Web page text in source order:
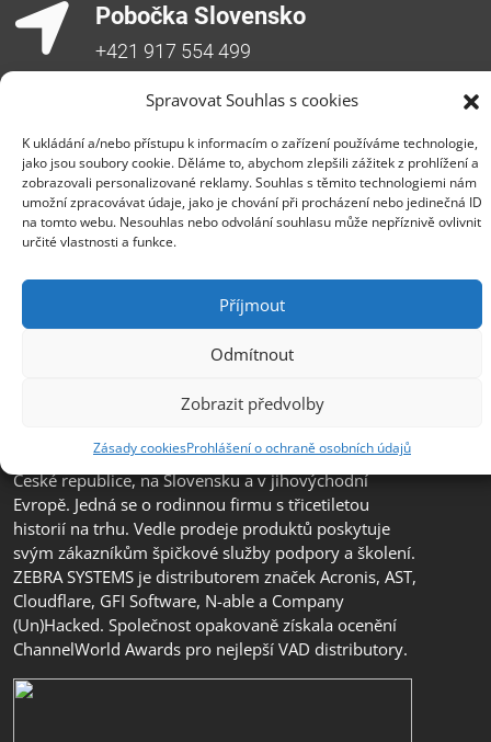
Spravovat Souhlas s cookies
K ukládání a/nebo přístupu k informacím o zařízení používáme technologie,
jako jsou soubory cookie. Děláme to, abychom zlepšili zážitek z prohlížení a
zobrazovali personalizované reklamy. Souhlas s těmito technologiemi nám
umožní zpracovávat údaje, jako je chování při procházení nebo jedinečná ID
na tomto webu. Nesouhlas nebo odvolání souhlasu může nepříznivě ovlivnit
určité vlastnosti a funkce.
Příjmout
Odmítnout
Zobrazit předvolby
Zásady cookiesProhlášení o ochraně osobních údajů
Pobočka Slovensko
+421 917 554 499
+385 99 3241 770 (HR) +381 61 6231 777
(SRB)
nebojsa.stankic@zebra.cz
Společnost ZEBRA SYSTEMS, s.r.o. je předním
IT bezpečnosti, ochrany dat a business continuity v
České republice, na Slovensku a v jihovýchodní
Evropě. Jedná se o rodinnou firmu s třicetiletou
historií na trhu. Vedle prodeje produktů poskytuje
svým zákazníkům špičkové služby podpory a školení.
ZEBRA SYSTEMS je distributorem značek Acronis, AST,
Cloudflare, GFI Software, N-able a Company
(Un)Hacked. Společnost opakovaně získala ocenění
ChannelWorld Awards pro nejlepší VAD distributory.